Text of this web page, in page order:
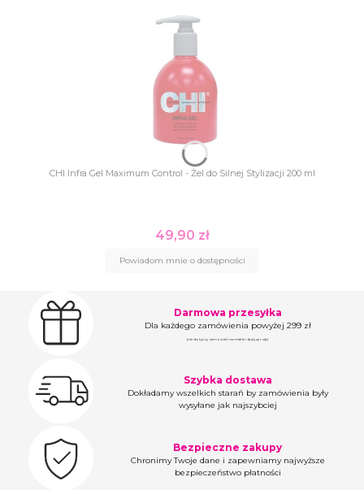
CHI Infra Gel Maximum Control - Żel do Silnej Stylizacji 200 ml
Cena
49,90 zł
Powiadom mnie o dostępności
Darmowa przesyłka
Dla każdego zamówienia powyżej 299 zł
(nie dotyczy zamówień na meble i duży sprzęt)
Szybka dostawa
Dokładamy wszelkich starań by zamówienia były
wysyłane jak najszybciej
Bezpieczne zakupy
Chronimy Twoje dane i zapewniamy najwyższe
bezpieczeństwo płatności